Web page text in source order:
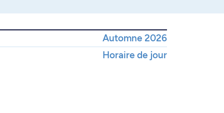
Automne 2026
Horaire de jour